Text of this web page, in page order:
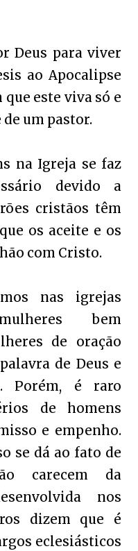
Deus para viver
ao Apocalipse
este viva só e
um pastor.
na Igreja se faz
devido a
cristãos têm
os aceite e os
com Cristo.
nas igrejas
bem
de oração
de Deus e
Porém, é raro
de homens
e empenho.
se dá ao fato de
carecem da
nos
dizem que é
eclesiásticos